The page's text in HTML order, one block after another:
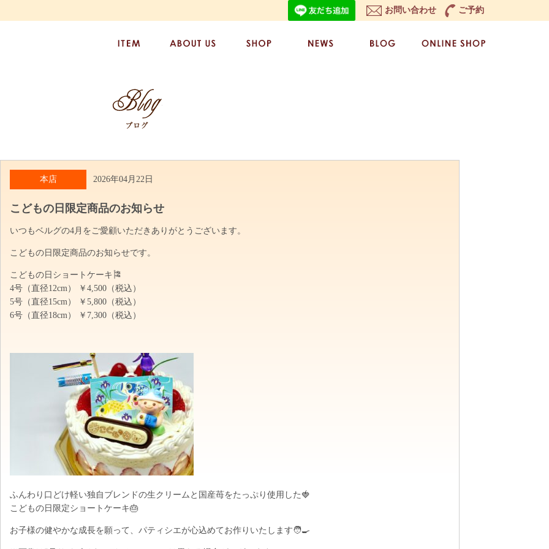
お問い合わせ ご予約
本店 2026年04月22日
こどもの日限定商品のお知らせ
いつもベルグの4月をご愛顧いただきありがとうございます。
こどもの日限定商品のお知らせです。
こどもの日ショートケーキ🎏
4号（直径12cm） ￥4,500（税込）
5号（直径15cm） ￥5,800（税込）
6号（直径18cm） ￥7,300（税込）
ふんわり口どけ軽い独自ブレンドの生クリームと国産苺をたっぷり使用した🍓
こどもの日限定ショートケーキ🎂
お子様の健やかな成長を願って、パティシエが心込めてお作りいたします🧑‍🍳